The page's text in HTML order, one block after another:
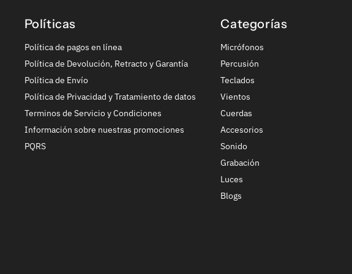
Políticas
Política de pagos en línea
Política de Devolución, Retracto y Garantía
Política de Envío
Política de Privacidad y Tratamiento de datos
Terminos de Servicio y Condiciones
Información sobre nuestras promociones
PQRS
Categorías
Micrófonos
Percusión
Teclados
Vientos
Cuerdas
Accesorios
Sonido
Grabación
Luces
Blogs